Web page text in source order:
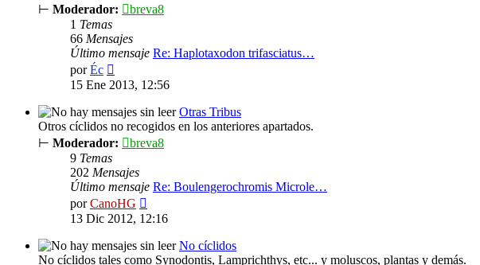
⊢ Moderador:
breva8
1 Temas
66 Mensajes
Último mensaje Re: Haplotaxodon trifasciatus…
porÉc
último
mensaje
15 Ene 2013, 12:56
Otras Tribus
Otros cíclidos no recogidos en los anteriores apartados.
⊢ Moderador:
breva8
9 Temas
202 Mensajes
Último mensaje Re: Boulengerochromis Microle…
porCanoHG
último
13 Dic 2012, 12:16
No cíclidos
No cíclidos tales como Synodontis, Lamprichthys, etc... y moluscos, plantas y demás.